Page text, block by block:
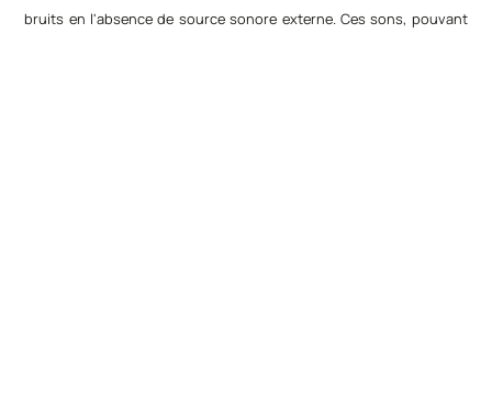
bruits en l'absence de source sonore externe. Ces sons, pouvant